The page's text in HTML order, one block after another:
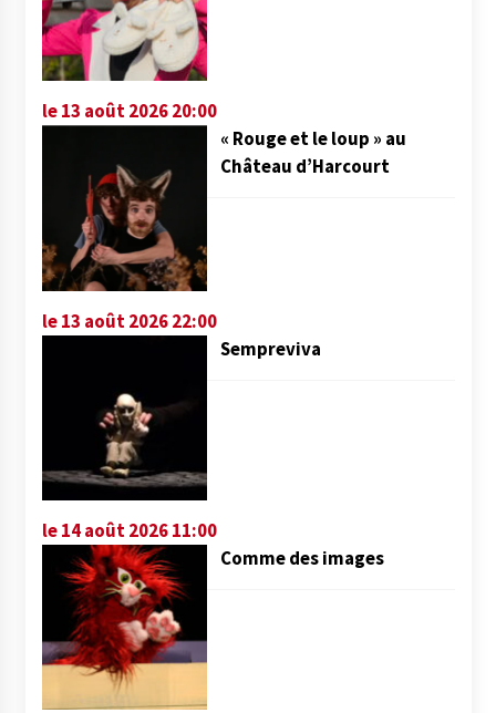
le 13 août 2026 20:00
« Rouge et le loup » au
Château d’Harcourt
le 13 août 2026 22:00
Sempreviva
le 14 août 2026 11:00
Comme des images